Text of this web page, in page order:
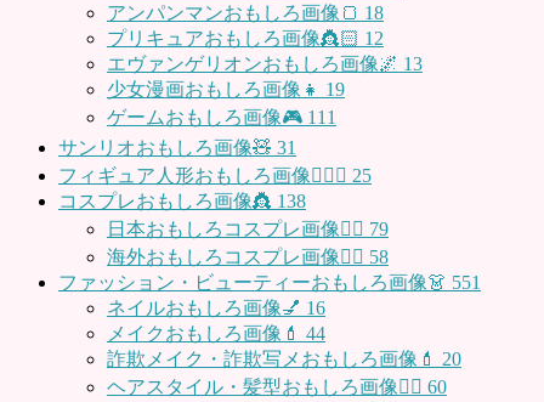
アンパンマンおもしろ画像🍞 18
プリキュアおもしろ画像👸🏻 12
エヴァンゲリオンおもしろ画像🌌 13
少女漫画おもしろ画像👧 19
ゲームおもしろ画像🎮 111
サンリオおもしろ画像🧸 31
フィギュア人形おもしろ画像🧍🏼‍♂️ 25
コスプレおもしろ画像👸 138
日本おもしろコスプレ画像🧝‍♀️ 79
海外おもしろコスプレ画像🧝‍♂️ 58
ファッション・ビューティーおもしろ画像👗 551
ネイルおもしろ画像💅 16
メイクおもしろ画像💄 44
詐欺メイク・詐欺写メおもしろ画像💄 20
ヘアスタイル・髪型おもしろ画像👱‍♀️ 60